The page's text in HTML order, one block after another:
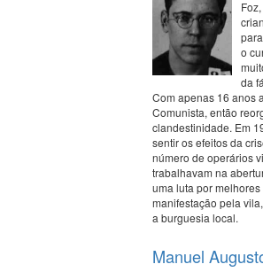
o
da
Com apenas 16 anos
Comunista, então
clandestinidade. Em
sentir os efeitos da
número de operários
trabalhavam na
uma luta por
manifestação pela
a burguesia local.
Manuel